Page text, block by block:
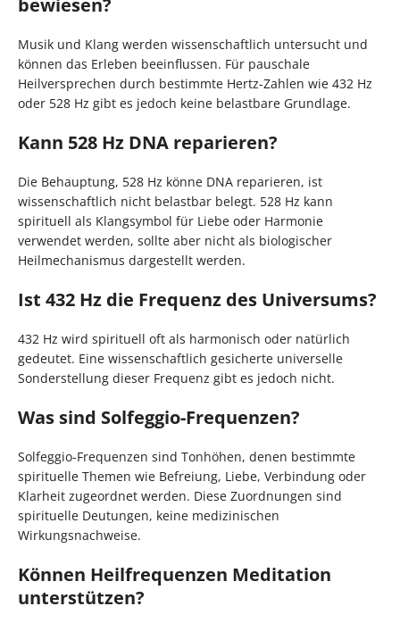
bewiesen?
Musik und Klang werden wissenschaftlich untersucht und
können das Erleben beeinflussen. Für pauschale
Heilversprechen durch bestimmte Hertz-Zahlen wie 432 Hz
oder 528 Hz gibt es jedoch keine belastbare Grundlage.
Kann 528 Hz DNA reparieren?
Die Behauptung, 528 Hz könne DNA reparieren, ist
wissenschaftlich nicht belastbar belegt. 528 Hz kann
spirituell als Klangsymbol für Liebe oder Harmonie
verwendet werden, sollte aber nicht als biologischer
Heilmechanismus dargestellt werden.
Ist 432 Hz die Frequenz des Universums?
432 Hz wird spirituell oft als harmonisch oder natürlich
gedeutet. Eine wissenschaftlich gesicherte universelle
Sonderstellung dieser Frequenz gibt es jedoch nicht.
Was sind Solfeggio-Frequenzen?
Solfeggio-Frequenzen sind Tonhöhen, denen bestimmte
spirituelle Themen wie Befreiung, Liebe, Verbindung oder
Klarheit zugeordnet werden. Diese Zuordnungen sind
spirituelle Deutungen, keine medizinischen
Wirkungsnachweise.
Können Heilfrequenzen Meditation
unterstützen?